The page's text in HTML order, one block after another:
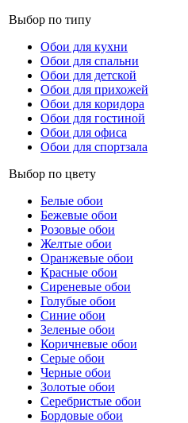
Выбор по типу
Обои для кухни
Обои для спальни
Обои для детской
Обои для прихожей
Обои для коридора
Обои для гостиной
Обои для офиса
Обои для спортзала
Выбор по цвету
Белые обои
Бежевые обои
Розовые обои
Желтые обои
Оранжевые обои
Красные обои
Сиреневые обои
Голубые обои
Синие обои
Зеленые обои
Коричневые обои
Серые обои
Черные обои
Золотые обои
Серебристые обои
Бордовые обои